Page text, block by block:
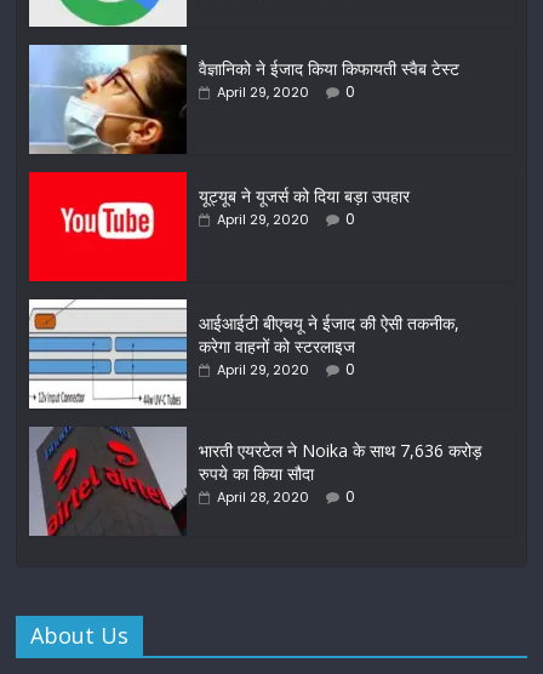
वैज्ञानिको ने ईजाद किया किफायती स्वैब टेस्ट
April 29, 2020 0
यूट्यूब ने यूजर्स को दिया बड़ा उपहार
April 29, 2020 0
आईआईटी बीएचयू ने ईजाद की ऐसी तकनीक,
करेगा वाहनों को स्टरलाइज
April 29, 2020 0
भारती एयरटेल ने Noika के साथ 7,636 करोड़
रुपये का किया सौदा
April 28, 2020 0
About Us